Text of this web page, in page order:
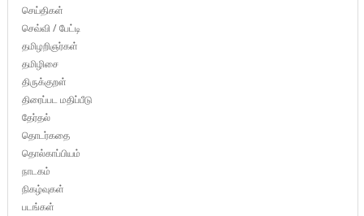
செய்திகள்
செவ்வி / பேட்டி
தமிழறிஞர்கள்
தமிழிசை
திருக்குறள்
திரைப்பட மதிப்பீடு
தேர்தல்
தொடர்கதை
தொல்காப்பியம்
நாடகம்
நிகழ்வுகள்
படங்கள்